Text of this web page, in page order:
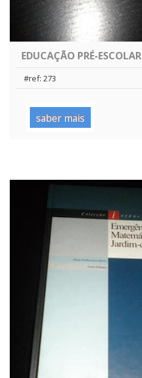
EDUCAÇÃO PRÉ-ESCOLAR
#ref: 273
saber mais